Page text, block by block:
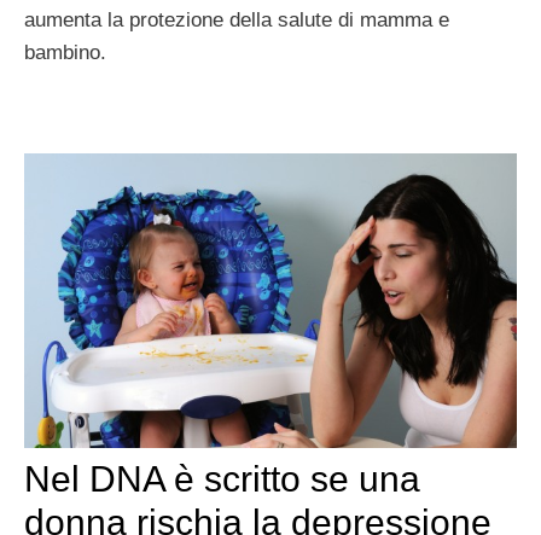
aumenta la protezione della salute di mamma e
bambino.
Nel DNA è scritto se una
donna rischia la depressione